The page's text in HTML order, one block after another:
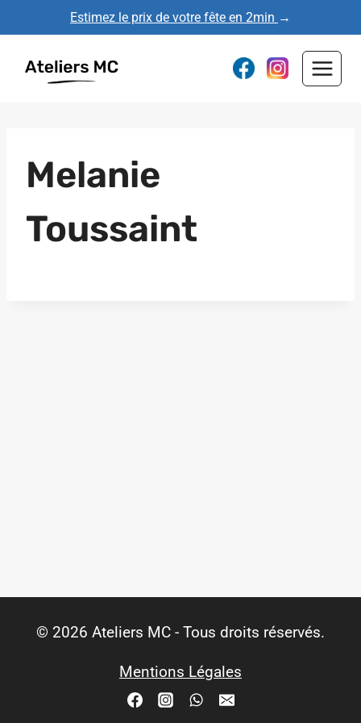
au
contenu
Estimez le prix de votre fête en 2min →
Melanie
Toussaint
© 2026 Ateliers MC - Tous droits réservés.
Mentions Légales